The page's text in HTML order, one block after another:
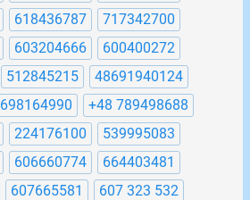
618436787
717342700
603204666
600400272
512845215
48691940124
698164990
+48 789498688
224176100
539995083
606660774
664403481
607665581
607 323 532